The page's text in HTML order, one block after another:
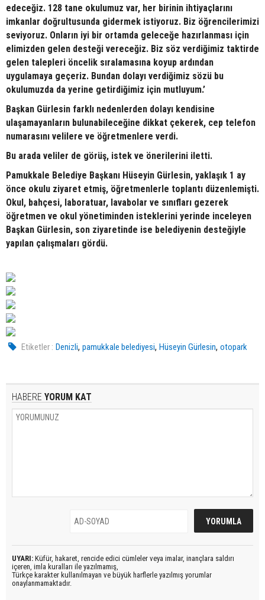
edeceğiz. 128 tane okulumuz var, her birinin ihtiyaçlarını
imkanlar doğrultusunda gidermek istiyoruz. Biz öğrencilerimizi
seviyoruz. Onların iyi bir ortamda geleceğe hazırlanması için
elimizden gelen desteği vereceğiz. Biz söz verdiğimiz taktirde
gelen talepleri öncelik sıralamasına koyup ardından
uygulamaya geçeriz. Bundan dolayı verdiğimiz sözü bu
okulumuzda da yerine getirdiğimiz için mutluyum.’
Başkan Gürlesin farklı nedenlerden dolayı kendisine
ulaşamayanların bulunabileceğine dikkat çekerek, cep telefon
numarasını velilere ve öğretmenlere verdi.
Bu arada veliler de görüş, istek ve önerilerini iletti.
Pamukkale Belediye Başkanı Hüseyin Gürlesin, yaklaşık 1 ay
önce okulu ziyaret etmiş, öğretmenlerle toplantı düzenlemişti.
Okul, bahçesi, laboratuar, lavabolar ve sınıfları gezerek
öğretmen ve okul yönetiminden isteklerini yerinde inceleyen
Başkan Gürlesin, son ziyaretinde ise belediyenin desteğiyle
yapılan çalışmaları gördü.
Etiketler : Denizli,pamukkale belediyesi,Hüseyin Gürlesin,otopark
HABERE YORUM KAT
UYARI: Küfür, hakaret, rencide edici cümleler veya imalar, inançlara saldırı
içeren, imla kuralları ile yazılmamış,
Türkçe karakter kullanılmayan ve büyük harflerle yazılmış yorumlar
onaylanmamaktadır.